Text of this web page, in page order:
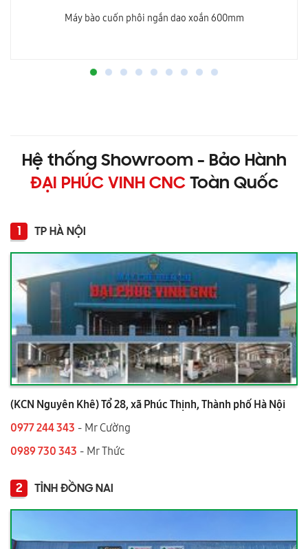
Máy bào cuốn phôi ngắn dao xoắn 600mm
Hệ thống Showroom - Bảo Hành
ĐẠI PHÚC VINH CNCToàn Quốc
1 TP HÀ NỘI
(KCN Nguyên Khê) Tổ 28, xã Phúc Thịnh, Thành phố Hà Nội
0977 244 343 - Mr Cường
0989 730 343 - Mr Thức
2 TỈNH ĐỒNG NAI